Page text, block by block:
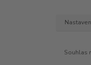
Souhlas